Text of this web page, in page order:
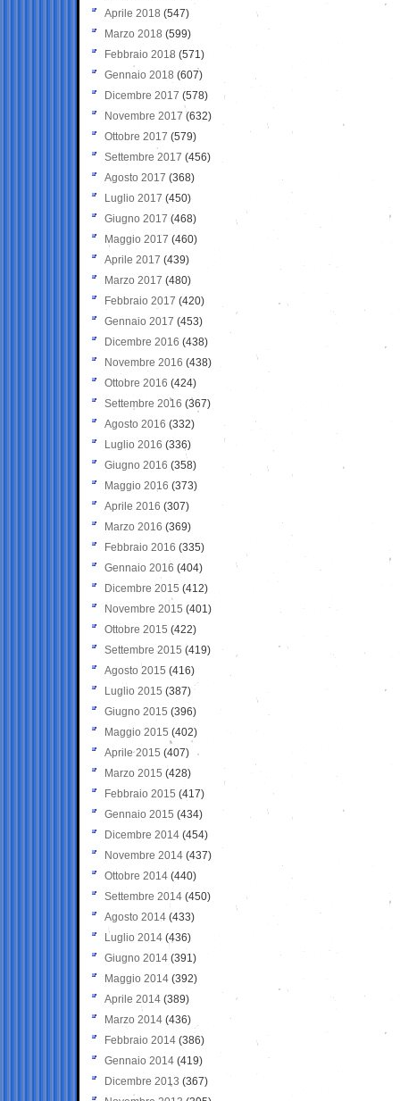
Aprile 2018 (547)
Marzo 2018 (599)
Febbraio 2018 (571)
Gennaio 2018 (607)
Dicembre 2017 (578)
Novembre 2017 (632)
Ottobre 2017 (579)
Settembre 2017 (456)
Agosto 2017 (368)
Luglio 2017 (450)
Giugno 2017 (468)
Maggio 2017 (460)
Aprile 2017 (439)
Marzo 2017 (480)
Febbraio 2017 (420)
Gennaio 2017 (453)
Dicembre 2016 (438)
Novembre 2016 (438)
Ottobre 2016 (424)
Settembre 2016 (367)
Agosto 2016 (332)
Luglio 2016 (336)
Giugno 2016 (358)
Maggio 2016 (373)
Aprile 2016 (307)
Marzo 2016 (369)
Febbraio 2016 (335)
Gennaio 2016 (404)
Dicembre 2015 (412)
Novembre 2015 (401)
Ottobre 2015 (422)
Settembre 2015 (419)
Agosto 2015 (416)
Luglio 2015 (387)
Giugno 2015 (396)
Maggio 2015 (402)
Aprile 2015 (407)
Marzo 2015 (428)
Febbraio 2015 (417)
Gennaio 2015 (434)
Dicembre 2014 (454)
Novembre 2014 (437)
Ottobre 2014 (440)
Settembre 2014 (450)
Agosto 2014 (433)
Luglio 2014 (436)
Giugno 2014 (391)
Maggio 2014 (392)
Aprile 2014 (389)
Marzo 2014 (436)
Febbraio 2014 (386)
Gennaio 2014 (419)
Dicembre 2013 (367)